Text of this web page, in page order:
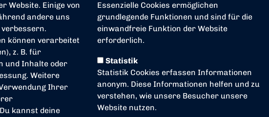
Website. Einige von
andere uns
verbessern.
können verarbeitet
z. B. für
und Inhalte oder
Weitere
Ihrer
kannst deine
Essenzielle Cookies ermöglichen
grundlegende Funktionen und sind für die
einwandfreie Funktion der Website
erforderlich.
Statistik
Statistik Cookies erfassen Informationen
anonym. Diese Informationen helfen und zu
verstehen, wie unsere Besucher unsere
Website nutzen.
uns die Persönlichkeitsentwicklung unserer
U17